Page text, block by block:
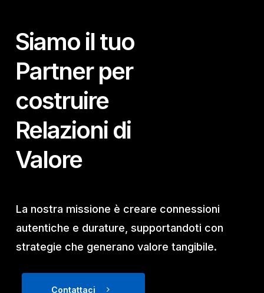
Siamo il tuo
Partner per
costruire
Relazioni di
Valore
La nostra missione è creare connessioni
autentiche e durature, supportandoti con
strategie che generano valore tangibile.
Contattaci